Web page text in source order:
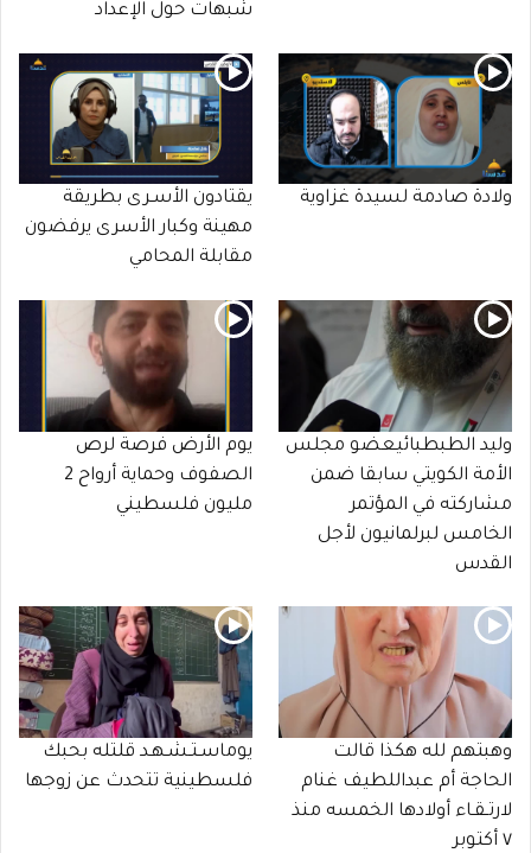
شبهات حول الإعداد
ولادة صادمة لسيدة غزاوية
يقتادون الأسـرى بطريقة
مهينة وكبار الأسرى يرفضون
مقابلة المحامي
وليد الطبطبائيعضو مجلس
الأمة الكويتي سابقا ضمن
مشاركته في المؤتمر
الخامس لبرلمانيون لأجل
القدس
يوم الأرض فرصة لرص
الصفوف وحماية أرواح 2
مليون فلسطيني
وهبتهم لله هكذا قالت
الحاجة أم عبداللطيف غنام
لارتـقـاء أولادها الخمسه منذ
٧ أكتوبر
يوماسـتـشـهـد قلتله بحبك
فلسطينية تتحدث عن زوجها